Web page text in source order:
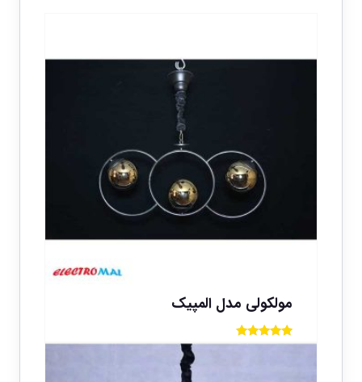
مولکولی مدل المپیک
امتیاز